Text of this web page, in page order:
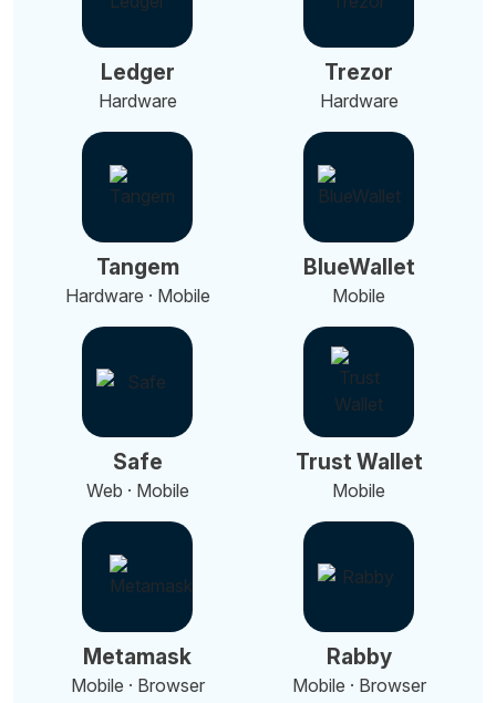
Ledger
Hardware
Trezor
Hardware
Tangem
Hardware · Mobile
BlueWallet
Mobile
Safe
Web · Mobile
Trust Wallet
Mobile
Metamask
Mobile · Browser
Rabby
Mobile · Browser